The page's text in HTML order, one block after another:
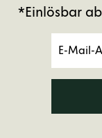
*Einlösbar